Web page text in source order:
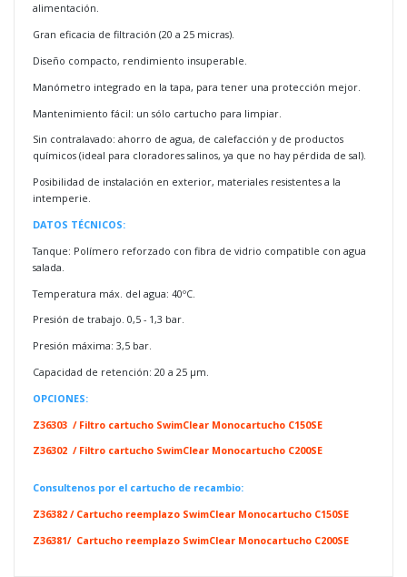
alimentación.
Gran eficacia de filtración (20 a 25 micras).
Diseño compacto, rendimiento insuperable.
Manómetro integrado en la tapa, para tener una protección mejor.
Mantenimiento fácil: un sólo cartucho para limpiar.
Sin contralavado: ahorro de agua, de calefacción y de productos
químicos (ideal para cloradores salinos, ya que no hay pérdida de sal).
Posibilidad de instalación en exterior, materiales resistentes a la
intemperie.
DATOS TÉCNICOS:
Tanque: Polímero reforzado con fibra de vidrio compatible con agua
salada.
Temperatura máx. del agua: 40ºC.
Presión de trabajo. 0,5 - 1,3 bar.
Presión máxima: 3,5 bar.
Capacidad de retención: 20 a 25 μm.
OPCIONES:
Z36303 / Filtro cartucho SwimClear Monocartucho C150SE
Z36302 / Filtro cartucho SwimClear Monocartucho C200SE
Consultenos por el cartucho de recambio:
Z36382 / Cartucho reemplazo SwimClear Monocartucho C150SE
Z36381/ Cartucho reemplazo SwimClear Monocartucho C200SE